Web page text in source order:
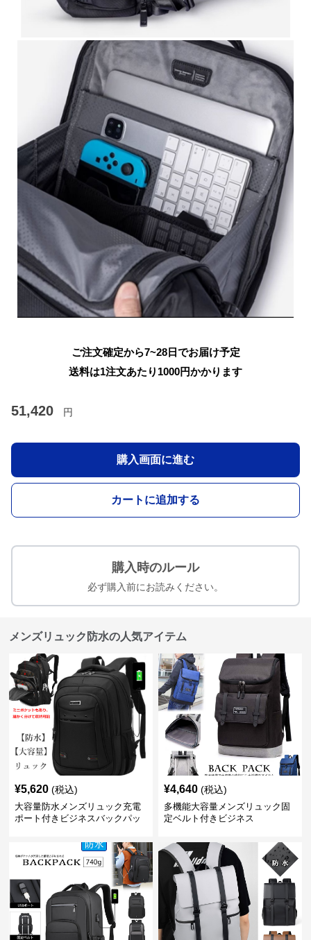
ご注文確定から7~28日でお届け予定
送料は1注文あたり 1000円かかります
51,420 円
購入画面に進む
カートに追加する
購入時のルール
必ず購入前にお読みください。
メンズリュック防水の人気アイテム
¥5,620 (税込)
大容量防水メンズリュック充電
ポート付きビジネスバックパッ
¥4,640 (税込)
多機能大容量メンズリュック固
定ベルト付きビジネス